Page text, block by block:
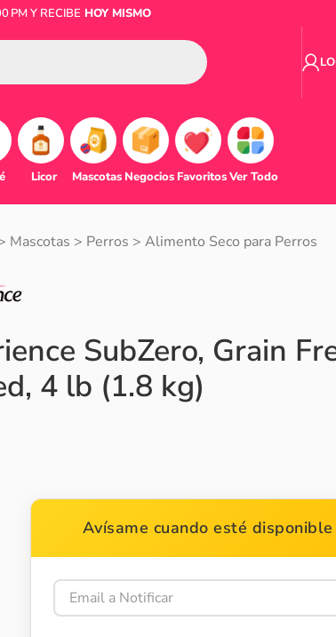
PM Y RECIBE HOY MISMO
Licor Mascotas Negocios FavoritosVer Todo
Mascotas > Perros > Alimento Seco para Perros
SubZero, Grain
4 lb (1.8 kg)
Avísame cuando esté disponible